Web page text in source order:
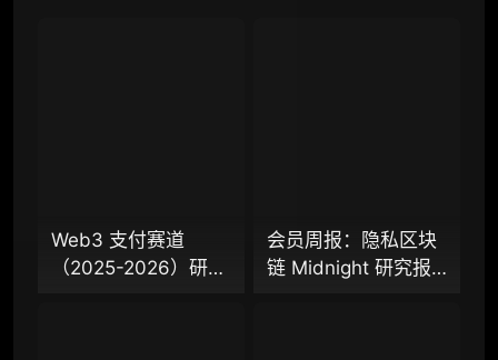
¥ 98000
Web3 支付赛道
（2025-2026）研究
会员周报：隐私区块
链 Midnight 研究报